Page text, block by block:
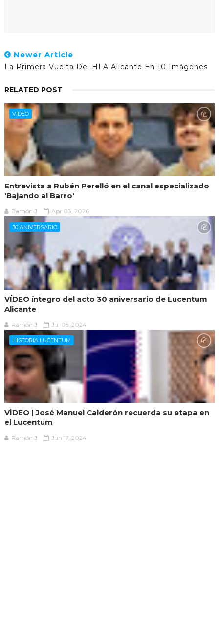
Newer Article
La Primera Vuelta Del HLA Alicante En 10 Imágenes
RELATED POST
VÍDEO
Entrevista a Rubén Perelló en el canal especializado
'Bajando al Barro'
Ramón J. Apr 03, 2026
30 ANIVERSARIO
VÍDEO íntegro del acto 30 aniversario de Lucentum
Alicante
Ramón J. Jul 05, 2024
HISTORIA LUCENTUM
VÍDEO | José Manuel Calderón recuerda su etapa en
el Lucentum
Ramón J. Jun 17, 2024